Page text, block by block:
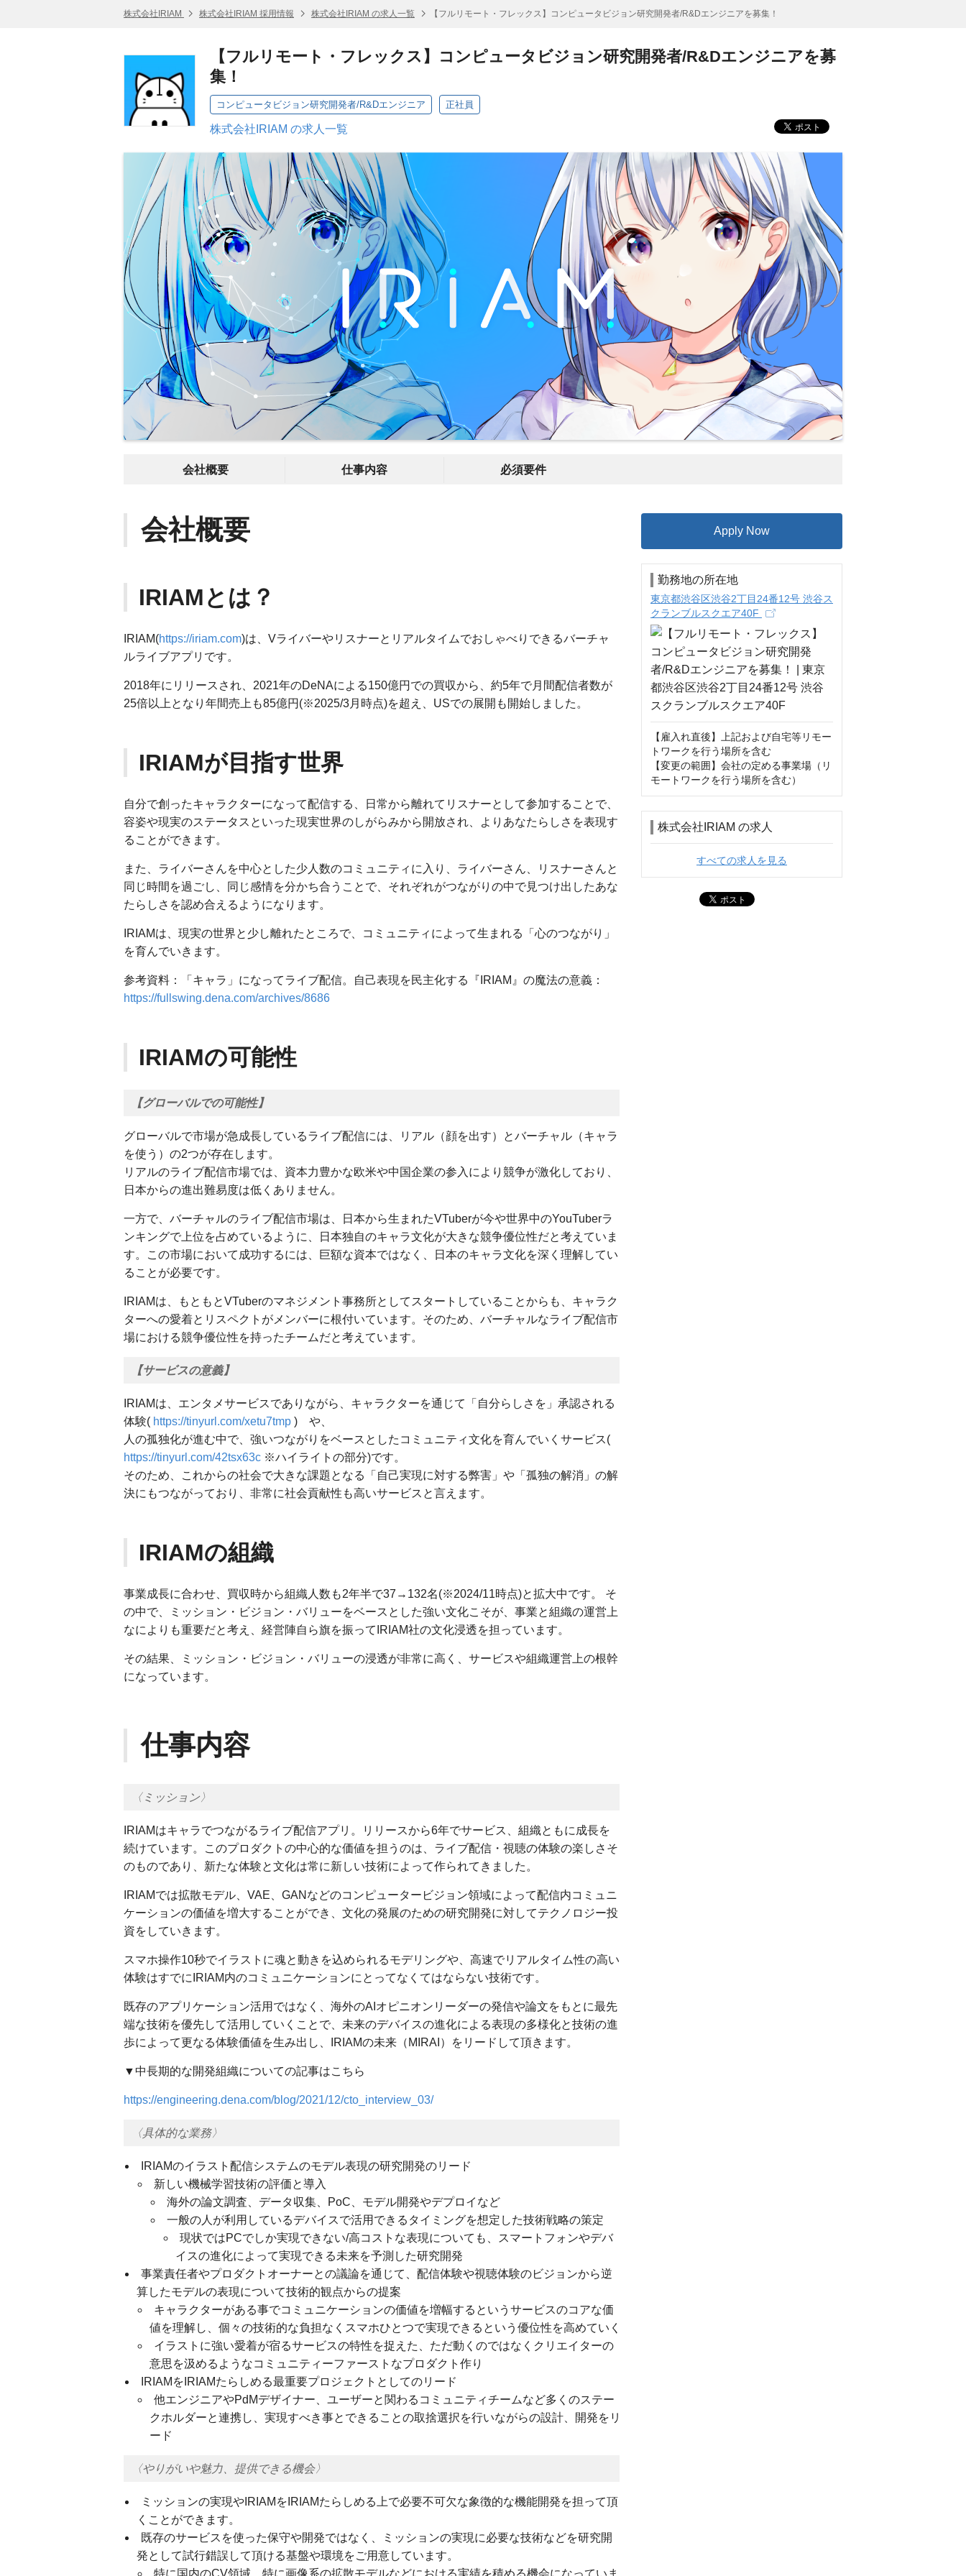
株式会社IRIAM 株式会社IRIAM 採用情報 株式会社IRIAM の求人一覧 【フルリモート・フレックス】コンピュータビジョン研究開発者/R&Dエンジニアを募集！
【フルリモート・フレックス】コンピュータビジョン研究開発者/R&Dエンジニアを募
集！
コンピュータビジョン研究開発者/R&Dエンジニア 正社員
株式会社IRIAM の求人一覧
会社概要 仕事内容 必須要件
会社概要
IRIAMとは？
IRIAM(https://iriam.com)は、Vライバーやリスナーとリアルタイムでおしゃべりできるバーチャ
ルライブアプリです。
2018年にリリースされ、2021年のDeNAによる150億円での買収から、約5年で月間配信者数が
25倍以上となり年間売上も85億円(※2025/3月時点)を超え、USでの展開も開始しました。
IRIAMが目指す世界
自分で創ったキャラクターになって配信する、日常から離れてリスナーとして参加することで、
容姿や現実のステータスといった現実世界のしがらみから開放され、よりあなたらしさを表現す
ることができます。
また、ライバーさんを中心とした少人数のコミュニティに入り、ライバーさん、リスナーさんと
同じ時間を過ごし、同じ感情を分かち合うことで、それぞれがつながりの中で見つけ出したあな
たらしさを認め合えるようになります。
IRIAMは、現実の世界と少し離れたところで、コミュニティによって生まれる「心のつながり」
を育んでいきます。
参考資料：「キャラ」になってライブ配信。自己表現を民主化する『IRIAM』の魔法の意義：
https://fullswing.dena.com/archives/8686
IRIAMの可能性
【グローバルでの可能性】
グローバルで市場が急成長しているライブ配信には、リアル（顔を出す）とバーチャル（キャラ
を使う）の2つが存在します。
リアルのライブ配信市場では、資本力豊かな欧米や中国企業の参入により競争が激化しており、
日本からの進出難易度は低くありません。
一方で、バーチャルのライブ配信市場は、日本から生まれたVTuberが今や世界中のYouTuberラ
ンキングで上位を占めているように、日本独自のキャラ文化が大きな競争優位性だと考えていま
す。この市場において成功するには、巨額な資本ではなく、日本のキャラ文化を深く理解してい
ることが必要です。
IRIAMは、もともとVTuberのマネジメント事務所としてスタートしていることからも、キャラク
ターへの愛着とリスペクトがメンバーに根付いています。そのため、バーチャルなライブ配信市
場における競争優位性を持ったチームだと考えています。
【サービスの意義】
IRIAMは、エンタメサービスでありながら、キャラクターを通じて「自分らしさを」承認される
体験( https://tinyurl.com/xetu7tmp ) や、
人の孤独化が進む中で、強いつながりをベースとしたコミュニティ文化を育んでいくサービス(
https://tinyurl.com/42tsx63c ※ハイライトの部分)です。
そのため、これからの社会で大きな課題となる「自己実現に対する弊害」や「孤独の解消」の解
決にもつながっており、非常に社会貢献性も高いサービスと言えます。
IRIAMの組織
事業成長に合わせ、買収時から組織人数も2年半で37→132名(※2024/11時点)と拡大中です。 そ
の中で、ミッション・ビジョン・バリューをベースとした強い文化こそが、事業と組織の運営上
なによりも重要だと考え、経営陣自ら旗を振ってIRIAM社の文化浸透を担っています。
その結果、ミッション・ビジョン・バリューの浸透が非常に高く、サービスや組織運営上の根幹
になっています。
仕事内容
〈ミッション〉
IRIAMはキャラでつながるライブ配信アプリ。リリースから6年でサービス、組織ともに成長を
続けています。このプロダクトの中心的な価値を担うのは、ライブ配信・視聴の体験の楽しさそ
のものであり、新たな体験と文化は常に新しい技術によって作られてきました。
IRIAMでは拡散モデル、VAE、GANなどのコンピュータービジョン領域によって配信内コミュニ
ケーションの価値を増大することができ、文化の発展のための研究開発に対してテクノロジー投
資をしていきます。
スマホ操作10秒でイラストに魂と動きを込められるモデリングや、高速でリアルタイム性の高い
体験はすでにIRIAM内のコミュニケーションにとってなくてはならない技術です。
既存のアプリケーション活用ではなく、海外のAIオピニオンリーダーの発信や論文をもとに最先
端な技術を優先して活用していくことで、未来のデバイスの進化による表現の多様化と技術の進
歩によって更なる体験価値を生み出し、IRIAMの未来（MIRAI）をリードして頂きます。
▼中長期的な開発組織についての記事はこちら
https://engineering.dena.com/blog/2021/12/cto_interview_03/
〈具体的な業務〉
IRIAMのイラスト配信システムのモデル表現の研究開発のリード
新しい機械学習技術の評価と導入
海外の論文調査、データ収集、PoC、モデル開発やデプロイなど
一般の人が利用しているデバイスで活用できるタイミングを想定した技術戦略の策定
現状ではPCでしか実現できない/高コストな表現についても、スマートフォンやデバ
イスの進化によって実現できる未来を予測した研究開発
事業責任者やプロダクトオーナーとの議論を通じて、配信体験や視聴体験のビジョンから逆
算したモデルの表現について技術的観点からの提案
キャラクターがある事でコミュニケーションの価値を増幅するというサービスのコアな価
値を理解し、個々の技術的な負担なくスマホひとつで実現できるという優位性を高めていく
イラストに強い愛着が宿るサービスの特性を捉えた、ただ動くのではなくクリエイターの
意思を汲めるようなコミュニティーファーストなプロダクト作り
IRIAMをIRIAMたらしめる最重要プロジェクトとしてのリード
他エンジニアやPdMデザイナー、ユーザーと関わるコミュニティチームなど多くのステー
クホルダーと連携し、実現すべき事とできることの取捨選択を行いながらの設計、開発をリ
ード
〈やりがいや魅力、提供できる機会〉
ミッションの実現やIRIAMをIRIAMたらしめる上で必要不可欠な象徴的な機能開発を担って頂
くことができます。
既存のサービスを使った保守や開発ではなく、ミッションの実現に必要な技術などを研究開
発として試行錯誤して頂ける基盤や環境をご用意しています。
特に国内のCV領域、特に画像系の拡散モデルなどにおける実績を積める機会になっていま
Apply Now
勤務地の所在地
東京都渋谷区渋谷2丁目24番12号 渋谷ス
クランブルスクエア40F
【雇入れ直後】上記および自宅等リモー
トワークを行う場所を含む
【変更の範囲】会社の定める事業場（リ
モートワークを行う場所を含む）
株式会社IRIAM の求人
すべての求人を見る